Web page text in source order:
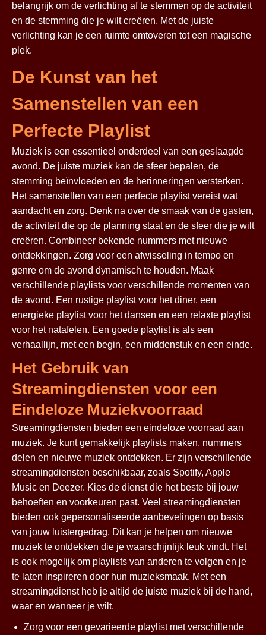
belangrijk om de verlichting af te stemmen op de activiteit
en de stemming die je wilt creëren. Met de juiste
verlichting kan je een ruimte omtoveren tot een magische
plek.
De Kunst van het
Samenstellen van een
Perfecte Playlist
Muziek is een essentieel onderdeel van een geslaagde
avond. De juiste muziek kan de sfeer bepalen, de
stemming beïnvloeden en de herinneringen versterken.
Het samenstellen van een perfecte playlist vereist wat
aandacht en zorg. Denk na over de smaak van de gasten,
de activiteit die op de planning staat en de sfeer die je wilt
creëren. Combineer bekende nummers met nieuwe
ontdekkingen. Zorg voor een afwisseling in tempo en
genre om de avond dynamisch te houden. Maak
verschillende playlists voor verschillende momenten van
de avond. Een rustige playlist voor het diner, een
energieke playlist voor het dansen en een relaxte playlist
voor het natafelen. Een goede playlist is als een
verhaallijn, met een begin, een middenstuk en een einde.
Het Gebruik van
Streamingdiensten voor een
Eindeloze Muziekvoorraad
Streamingdiensten bieden een eindeloze voorraad aan
muziek. Je kunt gemakkelijk playlists maken, nummers
delen en nieuwe muziek ontdekken. Er zijn verschillende
streamingdiensten beschikbaar, zoals Spotify, Apple
Music en Deezer. Kies de dienst die het beste bij jouw
behoeften en voorkeuren past. Veel streamingdiensten
bieden ook gepersonaliseerde aanbevelingen op basis
van jouw luistergedrag. Dit kan je helpen om nieuwe
muziek te ontdekken die je waarschijnlijk leuk vindt. Het
is ook mogelijk om playlists van anderen te volgen en je
te laten inspireren door hun muzieksmaak. Met een
streamingdienst heb je altijd de juiste muziek bij de hand,
waar en wanneer je wilt.
Zorg voor een gevarieerde playlist met verschillende